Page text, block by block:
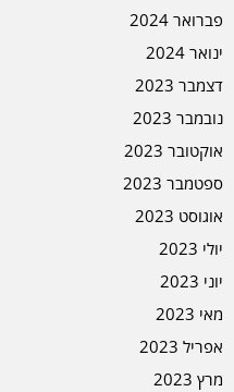
פברואר 2024
ינואר 2024
דצמבר 2023
נובמבר 2023
אוקטובר 2023
ספטמבר 2023
אוגוסט 2023
יולי 2023
יוני 2023
מאי 2023
אפריל 2023
מרץ 2023